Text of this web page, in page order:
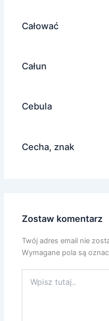
Całować
Całun
Cebula
Cecha, znak
Zostaw komentarz
Twój adres email nie
Wymagane pola są
tutaj..